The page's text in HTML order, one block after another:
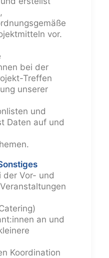
vor.
bei der
Treffen
unserer
und
Daten auf und
der Vor- und
an und
Koordination